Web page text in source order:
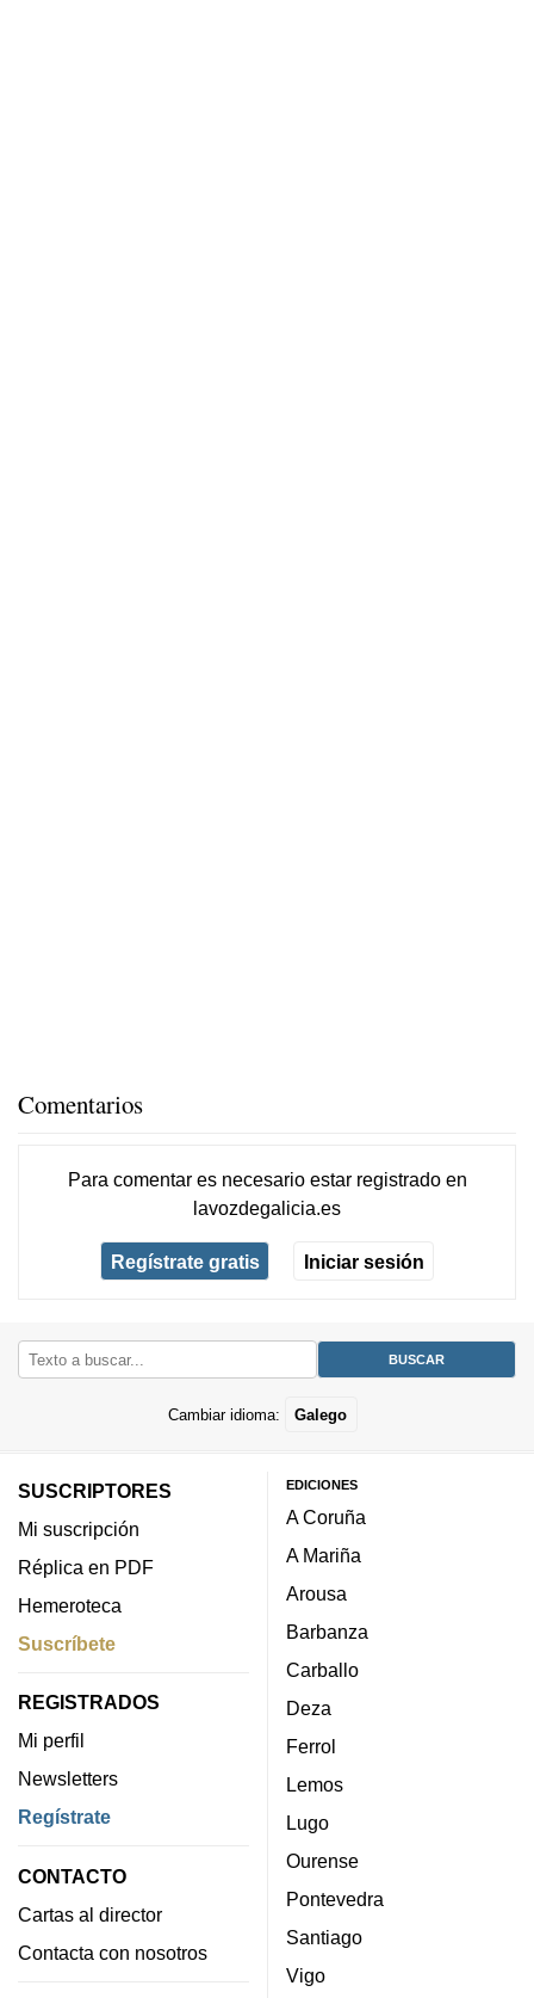
Comentarios
Para comentar es necesario estar registradoen
lavozdegalicia.es
Regístrate gratis Iniciar sesión
Cambiar idioma: Galego
SUSCRIPTORES
Mi suscripción
Réplica en PDF
Hemeroteca
Suscríbete
REGISTRADOS
Mi perfil
Newsletters
Regístrate
CONTACTO
Cartas al director
Contacta con nosotros
EDICIONES
A Coruña
A Mariña
Arousa
Barbanza
Carballo
Deza
Ferrol
Lemos
Lugo
Ourense
Pontevedra
Santiago
Vigo